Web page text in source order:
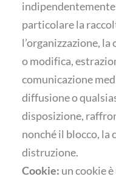
particolare la
l’organizzazione,
o modifica,
comunicazione
diffusione o
disposizione,
nonché il blocco, la
distruzione.
Cookie: un cookie